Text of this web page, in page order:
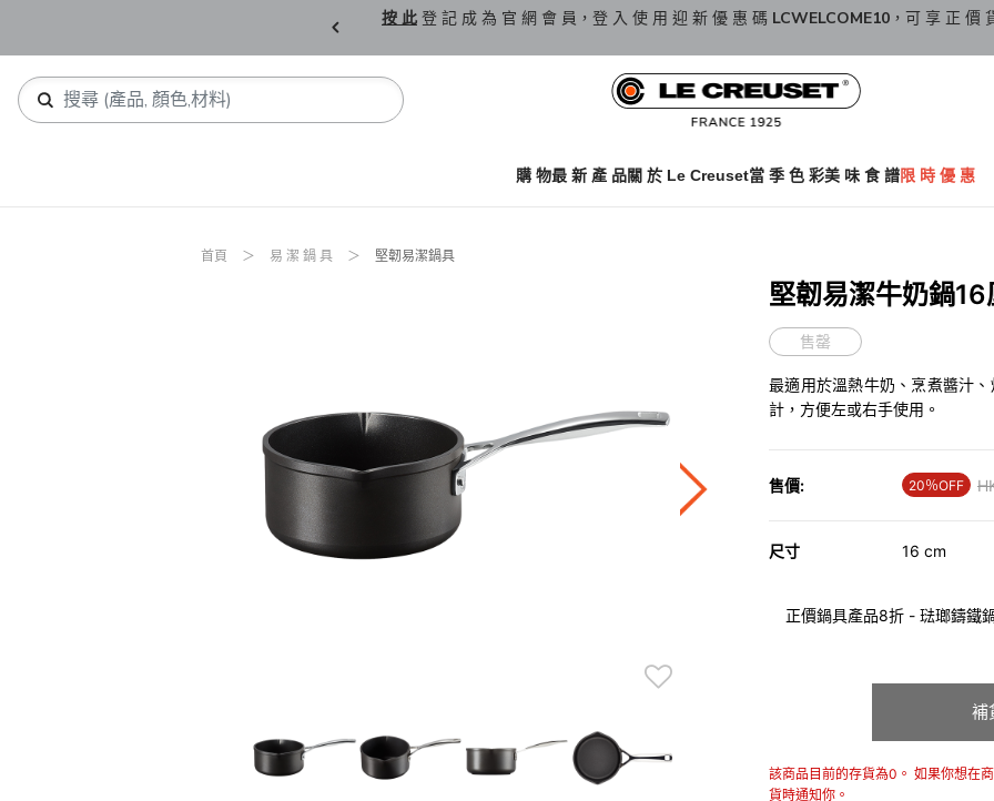
按 此 登 記 成 為 官 網 會 員，登 入 使 用 迎 新 優 惠 碼 LCWELCOME10 ，可 享 正 價
購 物最 新 產 品關 於 Le Creuset當 季 色 彩美 味 食 譜限 時 優 惠
首頁 易 潔 鍋 具 堅韌易潔鍋具
堅韌易潔牛奶鍋16
售罄
最適用於溫熱牛奶、烹煮醬汁
計，方便左或右手使用。
售價: 20％OFF
尺寸 16 cm
正價鍋具產品8折 - 琺瑯鑄鐵
補
該商品目前的存貨為0。 如果你想在
貨時通知你。